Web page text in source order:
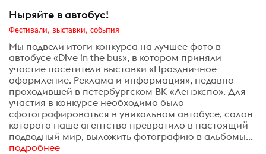
Ныряйте в автобус!
Фестивали, выставки, события
Мы подвели итоги конкурса на лучшее фото в
автобусе «Dive in the bus», в котором приняли
участие посетители выставки «Праздничное
оформление. Реклама и информация», недавно
проходившей в петербургском ВК «Ленэкспо». Для
участия в конкурсе необходимо было
сфотографироваться в уникальном автобусе, салон
которого наше агентство превратило в настоящий
подводный мир, выложить фотографию в альбомы...
подробнее